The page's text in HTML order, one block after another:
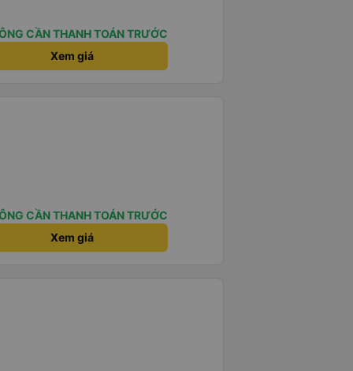
CẦN THANH TOÁN TRƯỚC
Xem giá
CẦN THANH TOÁN TRƯỚC
Xem giá